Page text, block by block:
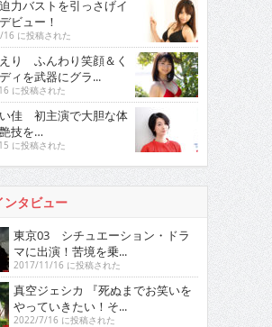
力バストを引っさげイ
ビュー！
に投稿された
り ふんわり笑顔＆く
ィを武器にグラ...
に投稿された
佳 初主演で大胆な体
技を…
に投稿された
ンタビュー
東京03 シチュエーション・ドラ
マに出演！苦境を乗...
2017/11/16 に投稿された
真空ジェシカ 『死ぬまでお笑いを
やっていきたい！そ...
2022/7/16 に投稿された